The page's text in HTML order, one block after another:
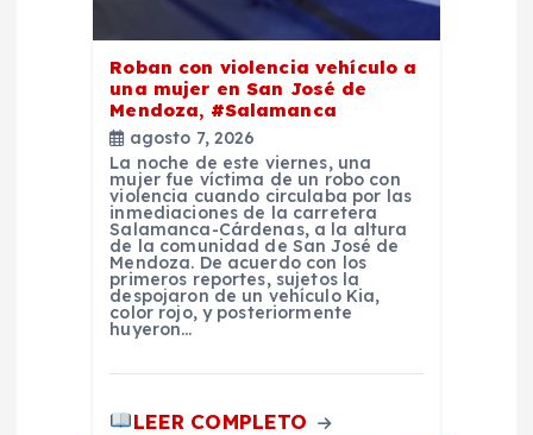
Roban con violencia vehículo a
una mujer en San José de
Mendoza, #Salamanca
agosto 7, 2026
La noche de este viernes, una
mujer fue víctima de un robo con
violencia cuando circulaba por las
inmediaciones de la carretera
Salamanca-Cárdenas, a la altura
de la comunidad de San José de
Mendoza. De acuerdo con los
primeros reportes, sujetos la
despojaron de un vehículo Kia,
color rojo, y posteriormente
huyeron…
LEER COMPLETO